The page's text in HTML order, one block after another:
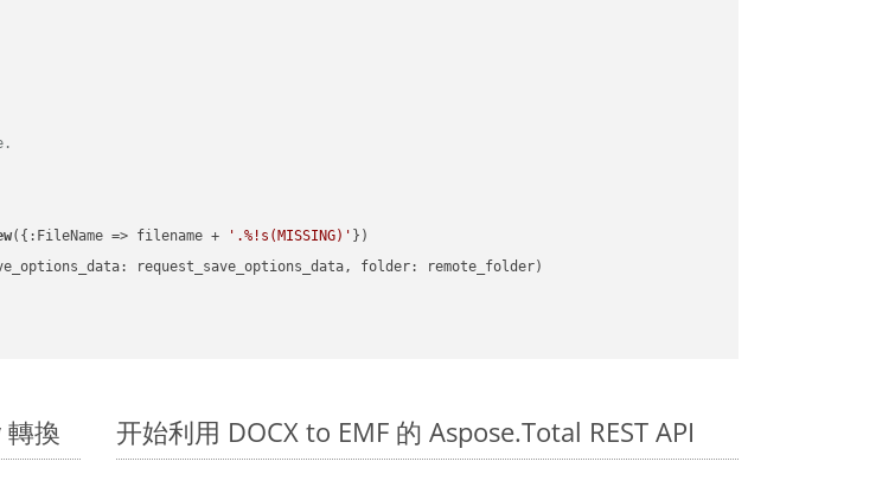
({:FileName => filename + '.%!s(MISSING)' })
request_save_options_data, folder: remote_folder)
轉換 开始利用 DOCX to EMF 的 Aspose.Total REST API